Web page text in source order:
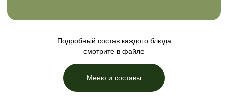
Подробный состав каждого блюда
смотрите в файле
Меню и составы